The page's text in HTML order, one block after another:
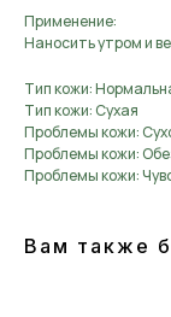
Применение:
Наносить утром и
Тип кожи:
Тип кожи: Сухая
Проблемы кожи:
Проблемы кожи:
Проблемы кожи:
Вам также